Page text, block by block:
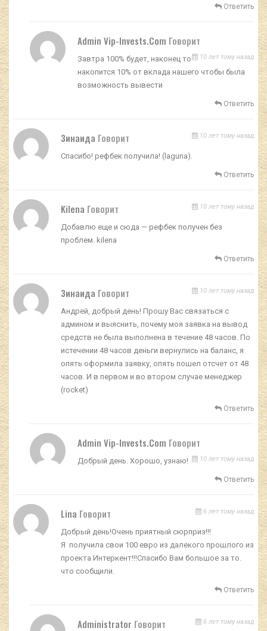
Ответить
Admin Vip-Invests.com Говорит
10 лет тому назад
Завтра 100% будет, наконец то
накопится 10% от вклада нашего чтобы была
возможность вывести
Ответить
Зинаида Говорит 10 лет тому назад
Спасибо! рефбек получила! (laguna).
Ответить
Kilena Говорит 10 лет тому назад
Добавлю еще и сюда — рефбек получен без
проблем. kilena
Ответить
Зинаида Говорит 10 лет тому назад
Андрей, добрый день! Прошу Вас связаться с
админом и выяснить, почему моя заявка на вывод
средств не была выполнена в течение 48 часов. По
истечении 48 часов деньги вернулись на баланс, я
опять оформила заявку, опять пошел отсчет от 48
часов. И в первом и во втором случае менеджер
(rocket)
Ответить
Admin Vip-Invests.com Говорит
10 лет тому назад
Добрый день. Хорошо, узнаю!
Ответить
Lina Говорит 6 лет тому назад
Добрый день!Очень приятный сюрприз!!!
Я получила свои 100 евро из далекого прошлого из
проекта Интеркент!!!Спасибо Вам большое за то.
что сообщили.
Ответить
Administrator Говорит 6 лет тому назад